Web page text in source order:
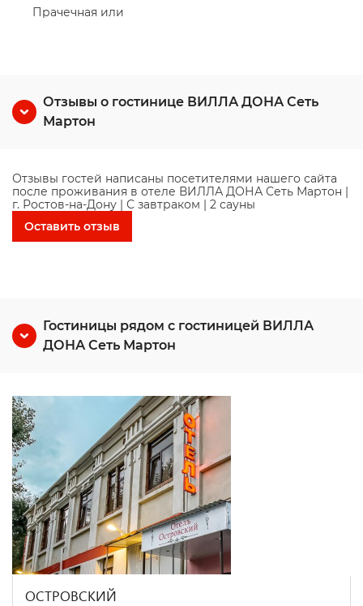
Прачечная или
Отзывы о гостинице ВИЛЛА ДОНА Сеть
Мартон
Отзывы гостей написаны посетителями нашего сайта
после проживания в отеле ВИЛЛА ДОНА Сеть Мартон |
г. Ростов-на-Дону | С завтраком | 2 сауны
Оставить отзыв
Гостиницы рядом с гостиницей ВИЛЛА
ДОНА Сеть Мартон
ОСТРОВСКИЙ